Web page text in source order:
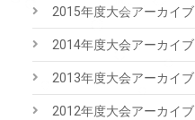
2015年度大会アーカイブ
2014年度大会アーカイブ
2013年度大会アーカイブ
2012年度大会アーカイブ